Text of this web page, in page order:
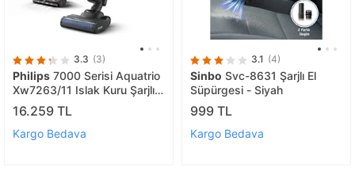
3.3 (3)
Philips 7000 Serisi Aquatrio
Xw7263/11 Islak Kuru Şarjlı
Dikey Süpürge
16.259 TL
Kargo Bedava
3.1 (4)
Sinbo Svc-8631 Şarjlı El
Süpürgesi - Siyah
999 TL
Kargo Bedava